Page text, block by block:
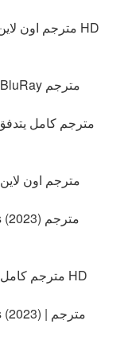
فيلم Shazam! Fury of the Gods (2023) BluRay مترجم
فيلم Shazam! Fury of the Gods (2023) مترجم اون لاين
فيلم Shazam! Fury of the Gods (2023) مترجم كامل HD